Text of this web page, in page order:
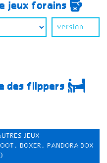
jeux forains
des flippers
JEUX
BOXER, PANDORA BOX